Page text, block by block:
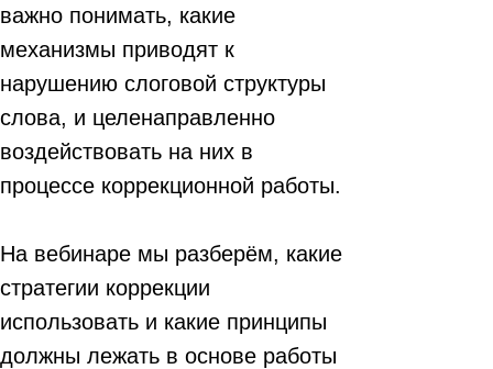
важно понимать, какие
механизмы приводят к
нарушению слоговой структуры
слова, и целенаправленно
воздействовать на них в
процессе коррекционной работы.
На вебинаре мы разберём, какие
стратегии коррекции
использовать и какие принципы
должны лежать в основе работы